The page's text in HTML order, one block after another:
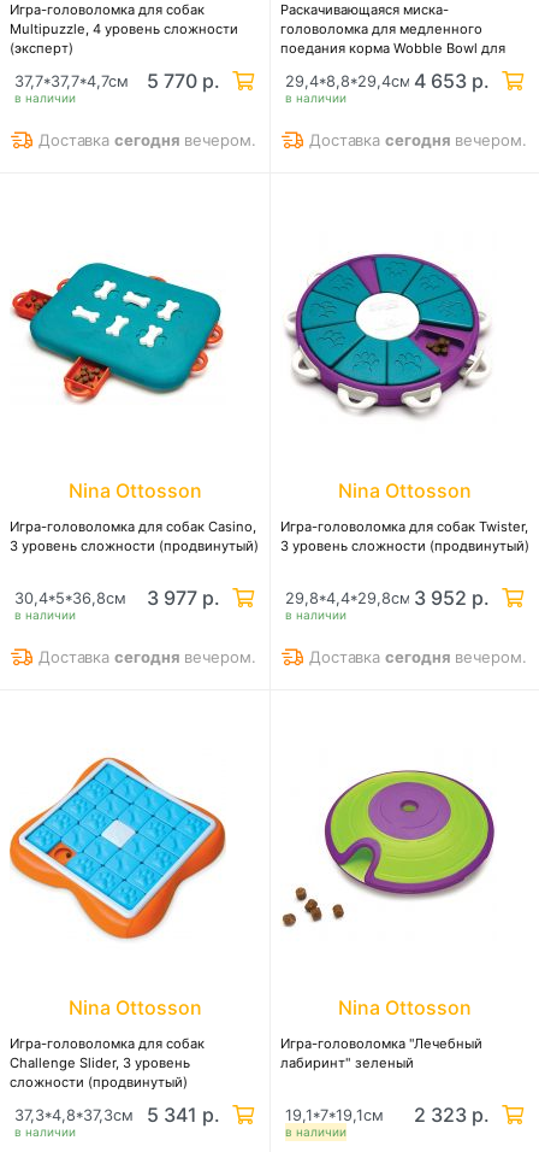
Игра-головоломка для собак
Multipuzzle, 4 уровень сложности
(эксперт)
в наличии
37,7*37,7*4,7см 5 770 р.
Доставкасегодня вечером.
Раскачивающаяся миска-
головоломка для медленного
поедания корма Wobble Bowl для
в наличии
29,4*8,8*29,4см 4 653 р.
Доставкасегодня вечером.
Nina Ottosson
Игра-головоломка для собак Casino,
3 уровень сложности (продвинутый)
в наличии
30,4*5*36,8см 3 977 р.
Доставкасегодня вечером.
Nina Ottosson
Игра-головоломка для собак Twister,
3 уровень сложности (продвинутый)
в наличии
29,8*4,4*29,8см 3 952 р.
Доставкасегодня вечером.
Nina Ottosson
Игра-головоломка для собак
Challenge Slider, 3 уровень
сложности (продвинутый)
в наличии
37,3*4,8*37,3см 5 341 р.
Nina Ottosson
Игра-головоломка "Лечебный
лабиринт" зеленый
в наличии
19,1*7*19,1см 2 323 р.